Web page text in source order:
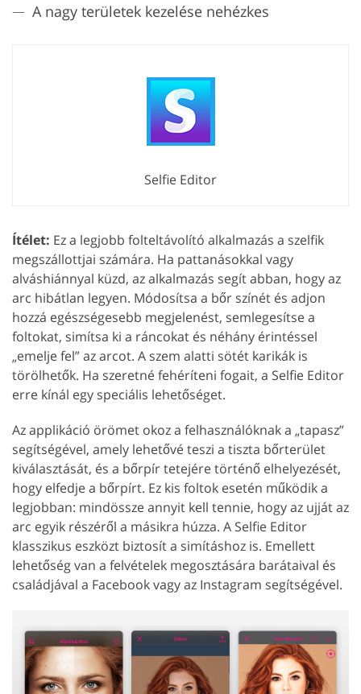
A nagy területek kezelése nehézkes
Selfie Editor
Ítélet: Ez a legjobb folteltávolító alkalmazás a szelfik
megszállottjai számára. Ha pattanásokkal vagy
alváshiánnyal küzd, az alkalmazás segít abban, hogy az
arc hibátlan legyen. Módosítsa a bőr színét és adjon
hozzá egészségesebb megjelenést, semlegesítse a
foltokat, simítsa ki a ráncokat és néhány érintéssel
„emelje fel” az arcot. A szem alatti sötét karikák is
törölhetők. Ha szeretné fehéríteni fogait, a Selfie Editor
erre kínál egy speciális lehetőséget.
Az applikáció örömet okoz a felhasználóknak a „tapasz”
segítségével, amely lehetővé teszi a tiszta bőrterület
kiválasztását, és a bőrpír tetejére történő elhelyezését,
hogy elfedje a bőrpírt. Ez kis foltok esetén működik a
legjobban: mindössze annyit kell tennie, hogy az ujját az
arc egyik részéről a másikra húzza. A Selfie Editor
klasszikus eszközt biztosít a simításhoz is. Emellett
lehetőség van a felvételek megosztására barátaival és
családjával a Facebook vagy az Instagram segítségével.